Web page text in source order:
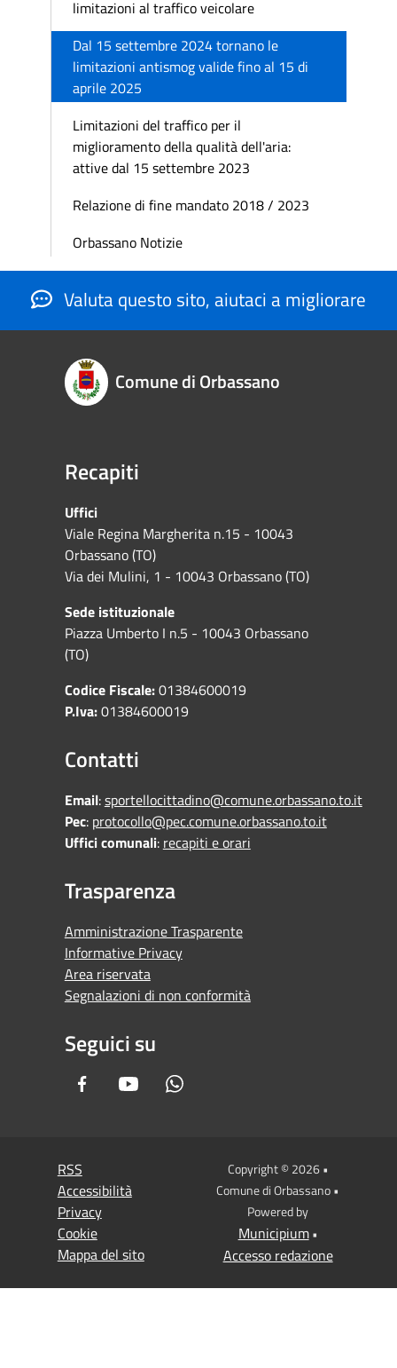
limitazioni al traffico veicolare
Dal 15 settembre 2024 tornano le
limitazioni antismog valide fino al 15 di
aprile 2025
Limitazioni del traffico per il
miglioramento della qualità dell'aria:
attive dal 15 settembre 2023
Relazione di fine mandato 2018 / 2023
Orbassano Notizie
Valuta questo sito, aiutaci a migliorare
Comune di Orbassano
Recapiti
Uffici
Viale Regina Margherita n.15 - 10043
Orbassano (TO)
Via dei Mulini, 1 - 10043 Orbassano (TO)
Sede istituzionale
Piazza Umberto I n.5 - 10043 Orbassano
(TO)
Codice Fiscale:01384600019
P.Iva:01384600019
Contatti
Email:sportellocittadino@comune.orbassano.to.it
Pec: protocollo@pec.comune.orbassano.to.it
Uffici comunali: recapiti e orari
Trasparenza
Amministrazione Trasparente
Informative Privacy
Area riservata
Segnalazioni di non conformità
Seguici su
FacebookYoutube
RSS
Accessibilità
Privacy
Cookie
Mappa del sito
Copyright © 2026 •
Comune di Orbassano •
Powered by
Municipium•
Accesso redazione